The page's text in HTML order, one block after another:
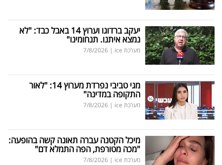
יעקב ברדוגו וערוץ 14 באבל כבד: "לא
נמצא איתנו. תנחומינו"
מערכת ice |
7/8/2026
מגי טביבי נפרדת מערוץ 14: "לאור
התקופה במדינה"
מערכת ice |
7/8/2026
מיכל הקטנה עברה תאונה קשה בהופעה:
"מכה מטורפת, הפה התמלא דם"
מערכת ice |
7/8/2026